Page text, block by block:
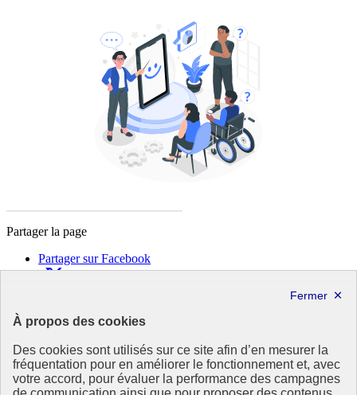
Partager la page
Partager sur Facebook
Copier dans le presse-papier
République
Française
À propos des cookies
Des cookies sont utilisés sur ce site afin d’en mesurer la
fréquentation pour en améliorer le fonctionnement et, avec
votre accord, pour évaluer la performance des campagnes